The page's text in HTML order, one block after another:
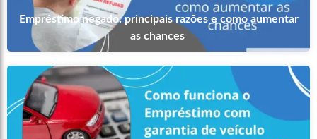
Empréstimo negado: principais razões e como aumentar
as chances